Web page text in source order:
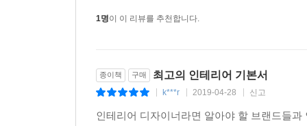
1명이 이 리뷰를 추천합니다.
종이책 구매 최고의 인테리어 기본서
k***r 2019-04-28 신고
인테리어 디자이너라면 알아야 할 브랜드들